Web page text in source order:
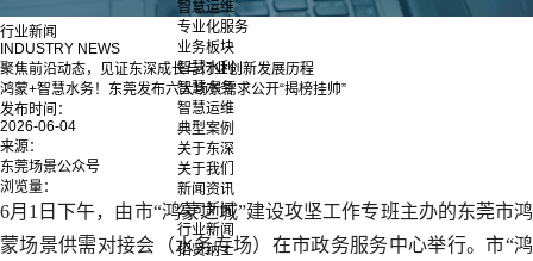
智慧运维
专业化服务
业务板块
智慧水利
智慧水务
智慧运维
典型案例
关于东深
关于我们
新闻资讯
公司新闻
行业新闻
招贤纳士
行业新闻
INDUSTRY NEWS
聚焦前沿动态，见证东深成长与行业创新发展历程
鸿蒙+智慧水务！东莞发布六大场景需求公开“揭榜挂帅”
发布时间：
2026-06-04
来源：
东莞场景公众号
浏览量：
6月1日下午，由市“鸿蒙之城”建设攻坚工作专班主办的东莞市鸿
蒙场景供需对接会（水务专场）在市政务服务中心举行。市“鸿